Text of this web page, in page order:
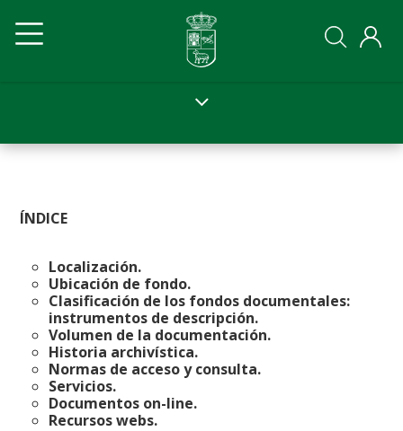
contenido
principal
principal
principal
ÍNDICE
Localización.
Ubicación de fondo.
Clasificación de los fondos documentales:
instrumentos de descripción.
Volumen de la documentación.
Historia archivística.
Normas de acceso y consulta.
Servicios.
Documentos on-line.
Recursos webs.